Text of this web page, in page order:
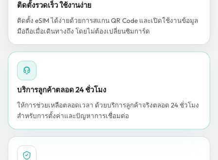
ติดตั้งรวดเร็ว ใช้งานง่าย
ติดตั้ง eSIM ได้ง่ายด้วยการสแกน QR Code และเปิดใช้งานข้อมูล
มือถือเมื่อเดินทางถึง โดยไม่ต้องเปลี่ยนซิมการ์ด
บริการลูกค้าตลอด 24 ชั่วโมง
ให้การช่วยเหลือตลอดเวลา ด้วยบริการลูกค้าจริงตลอด 24 ชั่วโมง
สำหรับการตั้งค่าและปัญหาการเชื่อมต่อ